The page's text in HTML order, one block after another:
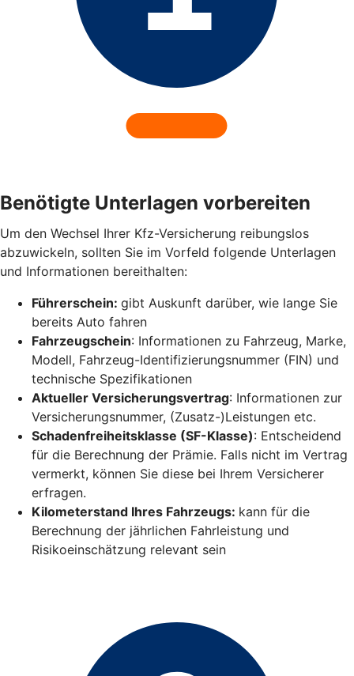
Benötigte Unterlagen vorbereiten
Um den Wechsel Ihrer Kfz-Versicherung reibungslos
abzuwickeln, sollten Sie im Vorfeld folgende Unterlagen
und Informationen bereithalten:
Führerschein: gibt Auskunft darüber, wie lange Sie
bereits Auto fahren
Fahrzeugschein: Informationen zu Fahrzeug, Marke,
Modell, Fahrzeug-Identifizierungsnummer (FIN) und
technische Spezifikationen
Aktueller Versicherungsvertrag: Informationen zur
Versicherungsnummer, (Zusatz-)Leistungen etc.
Schadenfreiheitsklasse (SF-Klasse): Entscheidend
für die Berechnung der Prämie. Falls nicht im Vertrag
vermerkt, können Sie diese bei Ihrem Versicherer
erfragen.
Kilometerstand Ihres Fahrzeugs: kann für die
Berechnung der jährlichen Fahrleistung und
Risikoeinschätzung relevant sein